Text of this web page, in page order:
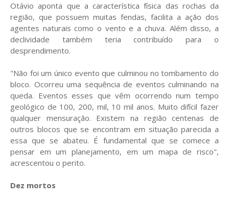
Otávio aponta que a característica física das rochas da
região, que possuem muitas fendas, facilita a ação dos
agentes naturais como o vento e a chuva. Além disso, a
declividade também teria contribuído para o
desprendimento.
"Não foi um único evento que culminou no tombamento do
bloco. Ocorreu uma sequência de eventos culminando na
queda. Eventos esses que vêm ocorrendo num tempo
geológico de 100, 200, mil, 10 mil anos. Muito difícil fazer
qualquer mensuração. Existem na região centenas de
outros blocos que se encontram em situação parecida a
essa que se abateu. É fundamental que se comece a
pensar em um planejamento, em um mapa de risco",
acrescentou o perito.
Dez mortos